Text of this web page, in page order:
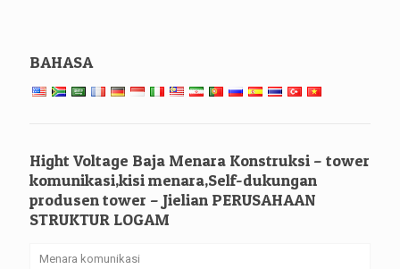
BAHASA
Hight Voltage Baja Menara Konstruksi – tower
komunikasi,kisi menara,Self-dukungan
produsen tower – Jielian PERUSAHAAN
STRUKTUR LOGAM
Menara komunikasi